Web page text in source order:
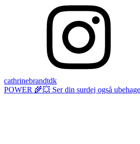
cathrinebrandtdk
POWER 🌾💥 Ser din surdej også